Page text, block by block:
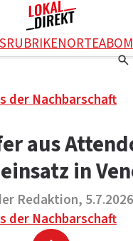
RUBRIKENORTEABO
der Nachbarschaft
aus
in
Redaktion, 5.7.2026
der Nachbarschaft